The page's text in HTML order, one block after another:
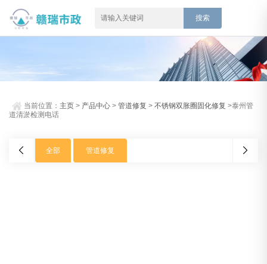
当前位置： 主页 > 产品中心 >管道修复 >不锈钢双胀圈固化修复 >泰州管
道清淤检测电话
全部 管道修复